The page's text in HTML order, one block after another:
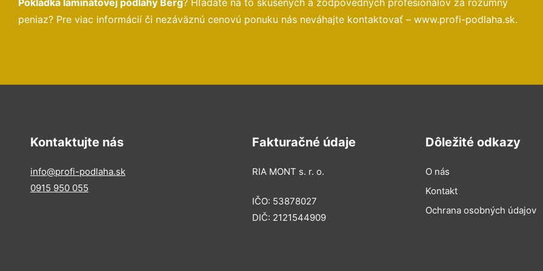
peniaz? Pre viac informácií či nezáväznú cenovú ponuku nás neváhajte kontaktovať – www.profi-podlaha.sk.
Kontaktujte nás
info@profi-podlaha.sk
0915 950 055
Fakturačné údaje
RIA MONT s. r. o.
IČO: 53878027
DIČ: 2121544909
Dôležité odkazy
O nás
Kontakt
Ochrana osobných údajov